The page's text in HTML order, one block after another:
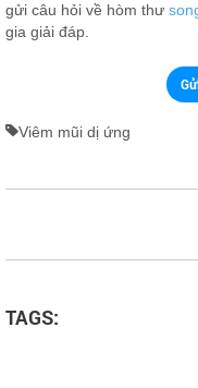
gửi câu hỏi về hòm thư
gia giải đáp.
Viêm mũi dị ứng
TAGS: